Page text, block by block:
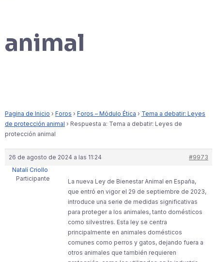
animal
Pagina de Inicio › Foros › Foros – Módulo Ética › Tema a debatir: Leyes
de protección animal › Respuesta a: Tema a debatir: Leyes de
protección animal
26 de agosto de 2024 a las 11:24
#9973
Natalí Criollo
Participante
La nueva Ley de Bienestar Animal en España,
que entró en vigor el 29 de septiembre de 2023,
introduce una serie de medidas significativas
para proteger a los animales, tanto domésticos
como silvestres. Esta ley se centra
principalmente en animales domésticos
comunes como perros y gatos, dejando fuera a
otros animales que también requieren